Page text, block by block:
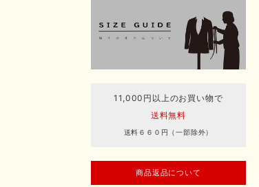
11,000円以上のお買い物で
送料無料
送料６６０円（一部除外）
商品返品について